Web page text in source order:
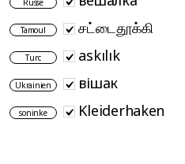
Russe
Tamoul சட்டைதூக்கி
Turc askılık
Ukrainien вішак
soninke Kleiderhaken